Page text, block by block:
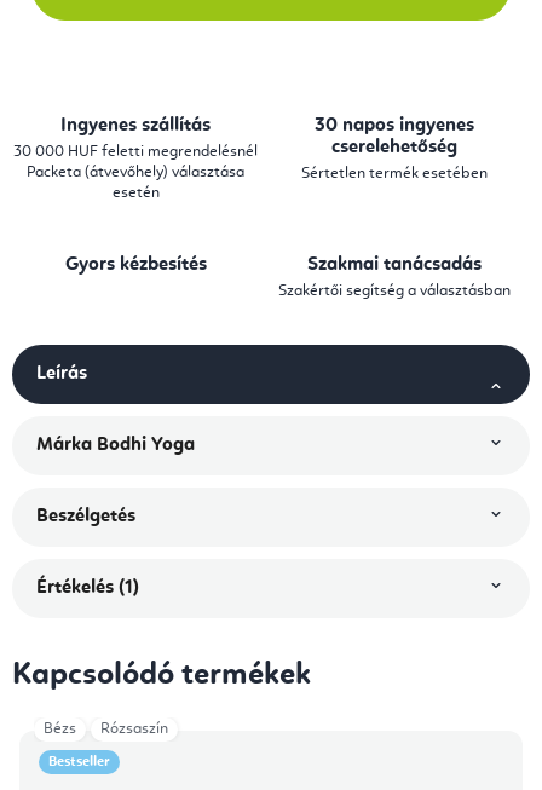
Ingyenes szállítás
30 000 HUF feletti megrendelésnél
Packeta (átvevőhely) választása
esetén
30 napos ingyenes
cserelehetőség
Sértetlen termék esetében
Gyors kézbesítés Szakmai tanácsadás
Szakértői segítség a választásban
Leírás
Márka Bodhi Yoga
Beszélgetés
Értékelés (1)
Kapcsolódó termékek
Bestseller
Bézs Rózsaszín